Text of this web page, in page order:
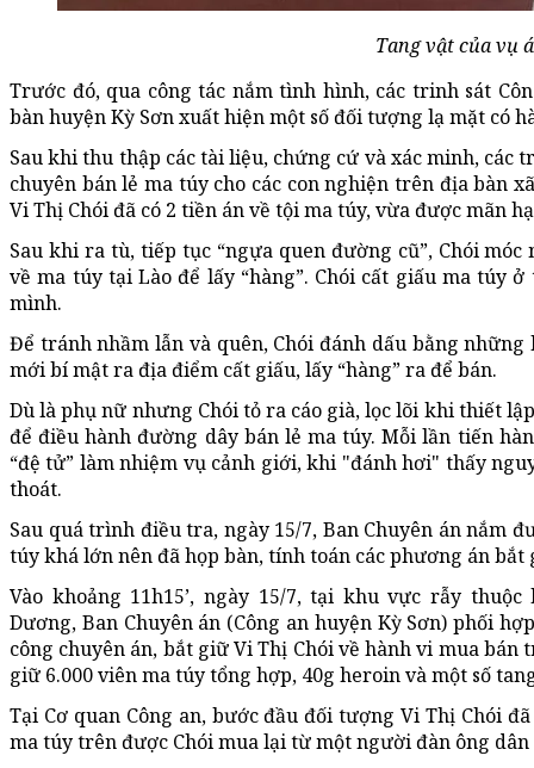
Tang vật của vụ
Trước đó, qua công tác nắm tình hình, các trinh sát
bàn huyện Kỳ Sơn xuất hiện một số đối tượng lạ mặt có
Sau khi thu thập các tài liệu, chứng cứ và xác minh, các
chuyên bán lẻ ma túy cho các con nghiện trên địa bàn
Vi Thị Chói đã có 2 tiền án về tội ma túy, vừa được mãn
Sau khi ra tù, tiếp tục “ngựa quen đường cũ”, Chói
về ma túy tại Lào để lấy “hàng”. Chói cất giấu ma túy
mình.
Để tránh nhầm lẫn và quên, Chói đánh dấu bằng
mới bí mật ra địa điểm cất giấu, lấy “hàng” ra để bán.
Dù là phụ nữ nhưng Chói tỏ ra cáo già, lọc lõi khi thiết
để điều hành đường dây bán lẻ ma túy. Mỗi lần tiến
“đệ tử” làm nhiệm vụ cảnh giới, khi "đánh hơi" thấy
thoát.
Sau quá trình điều tra, ngày 15/7, Ban Chuyên án nắm
túy khá lớn nên đã họp bàn, tính toán các phương án bắt
Vào khoảng 11h15’, ngày 15/7, tại khu vực rẫy
Dương, Ban Chuyên án (Công an huyện Kỳ Sơn) phối
công chuyên án, bắt giữ Vi Thị Chói về hành vi mua
giữ 6.000 viên ma túy tổng hợp, 40g heroin và một số
Tại Cơ quan Công an, bước đầu đối tượng Vi Thị Chói
ma túy trên được Chói mua lại từ một người đàn ông